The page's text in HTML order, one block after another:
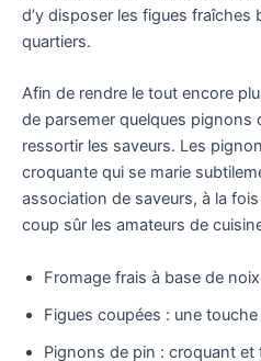
d’y disposer les figues fraîches
quartiers.
Afin de rendre le tout encore
de parsemer quelques pignons
ressortir les saveurs. Les
croquante qui se marie
association de saveurs, à la
coup sûr les amateurs de
Fromage frais à base de
Figues coupées : une
Pignons de pin : croquant et